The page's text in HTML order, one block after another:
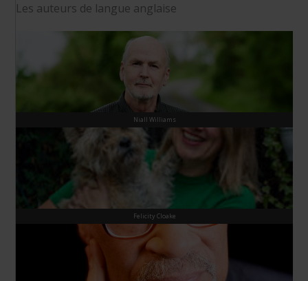
Les auteurs de langue anglaise
Niall Williams
Felicity Cloake